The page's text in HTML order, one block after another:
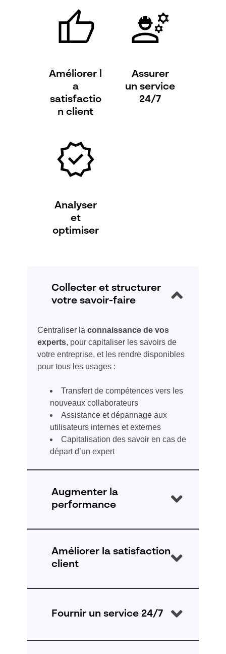
Améliorer l
a
satisfactio
n client
Assurer
un service
24/7
Analyser
et
optimiser
Collecter et structurer
votre savoir-faire
Centraliser la connaissance de vos
experts, pour capitaliser les savoirs de
votre entreprise, et les rendre disponibles
pour tous les usages :
Transfert de compétences vers les
nouveaux collaborateurs
Assistance et dépannage aux
utilisateurs internes et externes
Capitalisation des savoir en cas de
départ d’un expert
Augmenter la
performance
information depuis les outils de travail du
quotidien (CRM, ticketing, Intranet, …)
Réduction du temps de
recherche des collaborateurs
sollicitations des experts
Améliorer la satisfaction
client
connaissances sont disponibles
contacts et permettent une réduction de
Fournir un service 24/7